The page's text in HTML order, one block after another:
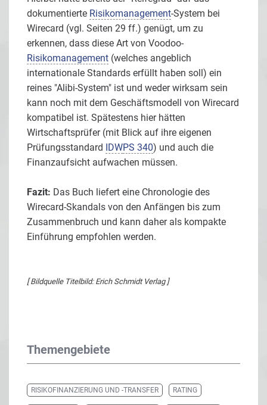
dokumentierte Risikomanagement-System bei
Wirecard (vgl. Seiten 29 ff.) genügt, um zu
erkennen, dass diese Art von Voodoo-
Risikomanagement (welches angeblich
internationale Standards erfüllt haben soll) ein
reines "Alibi-System" ist und weder wirksam sein
kann noch mit dem Geschäftsmodell von Wirecard
kompatibel ist. Spätestens hier hätten
Wirtschaftsprüfer (mit Blick auf ihre eigenen
Prüfungsstandard IDWPS 340) und auch die
Finanzaufsicht aufwachen müssen.
Fazit: Das Buch liefert eine Chronologie des
Wirecard-Skandals von den Anfängen bis zum
Zusammenbruch und kann daher als kompakte
Einführung empfohlen werden.
[ Bildquelle Titelbild: Erich Schmidt Verlag ]
Themengebiete
RISIKOFINANZIERUNG UND -TRANSFER RATING